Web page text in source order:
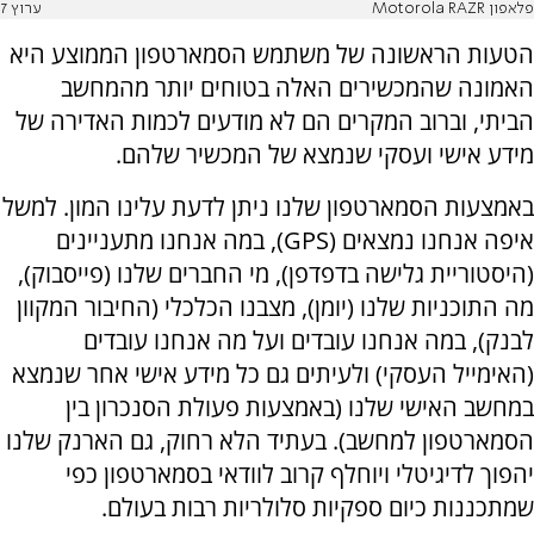
פלאפון Motorola RAZR ערוץ 7
הטעות הראשונה של משתמש הסמארטפון הממוצע היא
האמונה שהמכשירים האלה בטוחים יותר מהמחשב
הביתי, וברוב המקרים הם לא מודעים לכמות האדירה של
מידע אישי ועסקי שנמצא של המכשיר שלהם.
באמצעות הסמארטפון שלנו ניתן לדעת עלינו המון. למשל
איפה אנחנו נמצאים (GPS), במה אנחנו מתעניינים
(היסטוריית גלישה בדפדפן), מי החברים שלנו (פייסבוק),
מה התוכניות שלנו (יומן), מצבנו הכלכלי (החיבור המקוון
לבנק), במה אנחנו עובדים ועל מה אנחנו עובדים
(האימייל העסקי) ולעיתים גם כל מידע אישי אחר שנמצא
במחשב האישי שלנו (באמצעות פעולת הסנכרון בין
הסמארטפון למחשב). בעתיד הלא רחוק, גם הארנק שלנו
יהפוך לדיגיטלי ויוחלף קרוב לוודאי בסמארטפון כפי
שמתכננות כיום ספקיות סלולריות רבות בעולם.